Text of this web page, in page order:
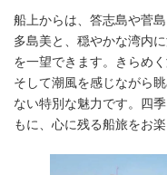
船上からは、答志島や菅
多島美と、穏やかな湾内
を一望できます。きらめ
そして潮風を感じながら
ない特別な魅力です。四
もに、心に残る船旅をお楽